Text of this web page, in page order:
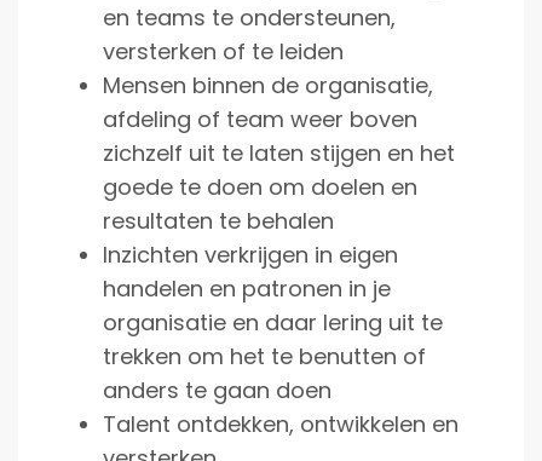
en teams te ondersteunen,
versterken of te leiden
Mensen binnen de organisatie,
afdeling of team weer boven
zichzelf uit te laten stijgen en het
goede te doen om doelen en
resultaten te behalen
Inzichten verkrijgen in eigen
handelen en patronen in je
organisatie en daar lering uit te
trekken om het te benutten of
anders te gaan doen
Talent ontdekken, ontwikkelen en